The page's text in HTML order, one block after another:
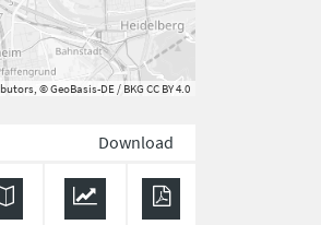
© GeoBasis-DE / BKG CC BY 4.0
Download